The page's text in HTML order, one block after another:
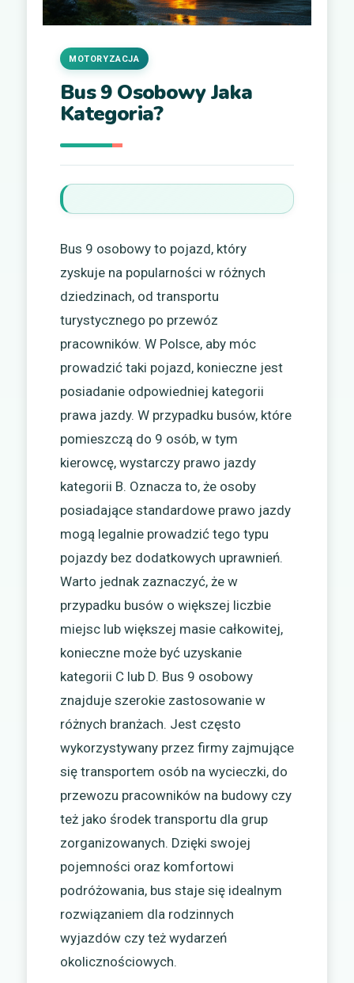
Bus 9 Osobowy Jaka
Kategoria?
MOTORYZACJA
Bus 9 osobowy to pojazd, który
zyskuje na popularności w różnych
dziedzinach, od transportu
turystycznego po przewóz
pracowników. W Polsce, aby móc
prowadzić taki pojazd, konieczne jest
posiadanie odpowiedniej kategorii
prawa jazdy. W przypadku busów, które
pomieszczą do 9 osób, w tym
kierowcę, wystarczy prawo jazdy
kategorii B. Oznacza to, że osoby
posiadające standardowe prawo jazdy
mogą legalnie prowadzić tego typu
pojazdy bez dodatkowych uprawnień.
Warto jednak zaznaczyć, że w
przypadku busów o większej liczbie
miejsc lub większej masie całkowitej,
konieczne może być uzyskanie
kategorii C lub D. Bus 9 osobowy
znajduje szerokie zastosowanie w
różnych branżach. Jest często
wykorzystywany przez firmy zajmujące
się transportem osób na wycieczki, do
przewozu pracowników na budowy czy
też jako środek transportu dla grup
zorganizowanych. Dzięki swojej
pojemności oraz komfortowi
podróżowania, bus staje się idealnym
rozwiązaniem dla rodzinnych
wyjazdów czy też wydarzeń
okolicznościowych.